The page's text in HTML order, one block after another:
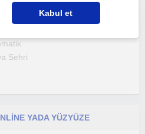
dersi veriyorum
Sehri
YADA YÜZYÜZE
Kabul et